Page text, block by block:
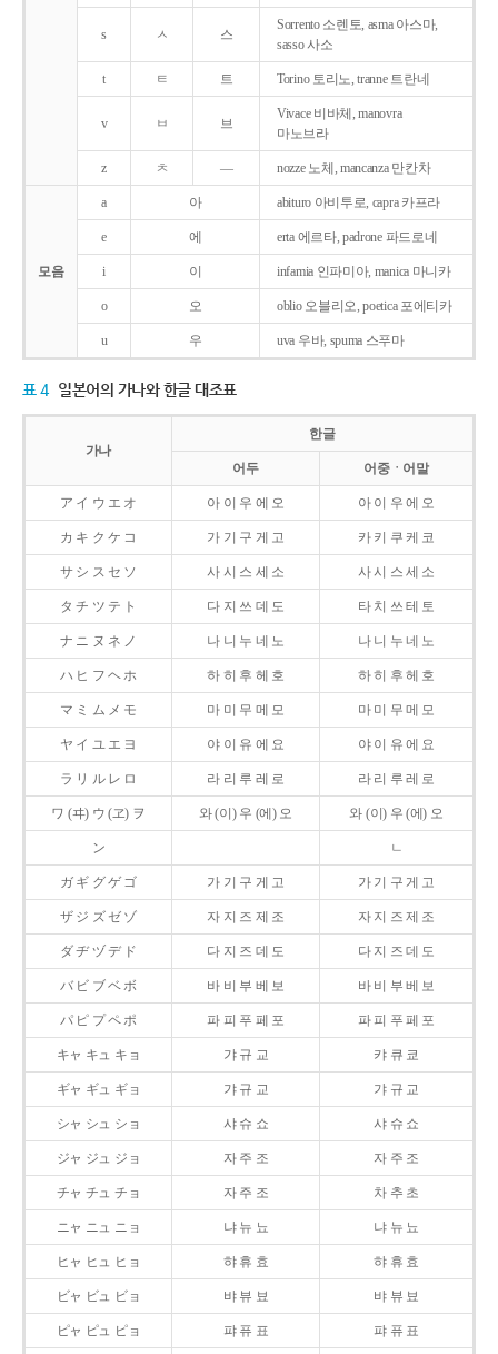
s ㅅ 스
Sorrento 소렌토, asma 아스마,
sasso 사소
t ㅌ 트 Torino 토리노, tranne 트란네
v ㅂ 브
Vivace 비바체, manovra
마노브라
z ㅊ ― nozze 노체, mancanza 만칸차
모음
a 아 abituro 아비투로, capra 카프라
e 에 erta 에르타, padrone 파드로네
i 이 infamia 인파미아, manica 마니카
o 오 oblio 오블리오, poetica 포에티카
u 우 uva 우바, spuma 스푸마
표 4 일본어의 가나와 한글 대조표
가나
한글
어두 어중ㆍ어말
ア イ ウ エ オ 아 이 우 에 오 아 이 우 에 오
カ キ ク ケ コ 가 기 구 게 고 카 키 쿠 케 코
サ シ ス セ ソ 사 시 스 세 소 사 시 스 세 소
タ チ ツ テ ト 다 지 쓰 데 도 타 치 쓰 테 토
ナ ニ ヌ ネ ノ 나 니 누 네 노 나 니 누 네 노
ハ ヒ フ ヘ ホ 하 히 후 헤 호 하 히 후 헤 호
マ ミ ム メ モ 마 미 무 메 모 마 미 무 메 모
ヤ イ ユ エ ヨ 야 이 유 에 요 야 이 유 에 요
ラ リ ル レ ロ 라 리 루 레 로 라 리 루 레 로
ワ (ヰ) ウ (ヱ) ヲ 와 (이) 우 (에) 오 와 (이) 우 (에) 오
ン ㄴ
ガ ギ グ ゲ ゴ 가 기 구 게 고 가 기 구 게 고
ザ ジ ズ ゼ ゾ 자 지 즈 제 조 자 지 즈 제 조
ダ ヂ ヅ デ ド 다 지 즈 데 도 다 지 즈 데 도
バ ビ ブ ベ ボ 바 비 부 베 보 바 비 부 베 보
パ ピ プ ペ ポ 파 피 푸 페 포 파 피 푸 페 포
キャ キュ キョ 갸 규 교 캬 큐 쿄
ギャ ギュ ギョ 갸 규 교 갸 규 교
シャ シュ ショ 샤 슈 쇼 샤 슈 쇼
ジャ ジュ ジョ 자 주 조 자 주 조
チャ チュ チョ 자 주 조 차 추 초
ニャ ニュ ニョ 냐 뉴 뇨 냐 뉴 뇨
ヒャ ヒュ ヒョ 햐 휴 효 햐 휴 효
ビャ ビュ ビョ 뱌 뷰 뵤 뱌 뷰 뵤
ピャ ピュ ピョ 퍄 퓨 표 퍄 퓨 표